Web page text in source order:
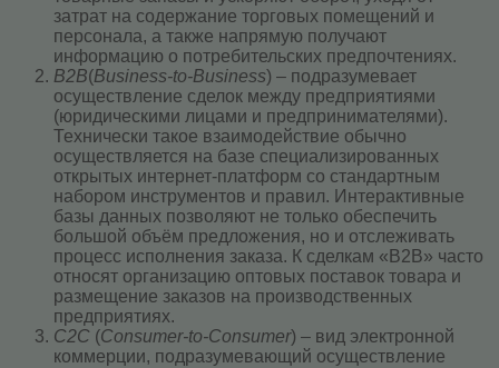
затрат на содержание торговых помещений и
персонала, а также напрямую получают
информацию о потребительских предпочтениях.
B2B(Business-to-Business) – подразумевает
осуществление сделок между предприятиями
(юридическими лицами и предпринимателями).
Технически такое взаимодействие обычно
осуществляется на базе специализированных
открытых интернет-платформ со стандартным
набором инструментов и правил. Интерактивные
базы данных позволяют не только обеспечить
большой объём предложения, но и отслеживать
процесс исполнения заказа. К сделкам «B2B» часто
относят организацию оптовых поставок товара и
размещение заказов на производственных
предприятиях.
С2С (Consumer-to-Consumer) – вид электронной
коммерции, подразумевающий осуществление